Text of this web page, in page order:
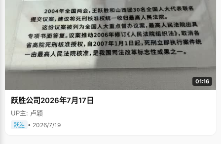
01:16
跃胜公司2026年7月17日
UP主: 卢颖
跃胜 • 2026/7/19